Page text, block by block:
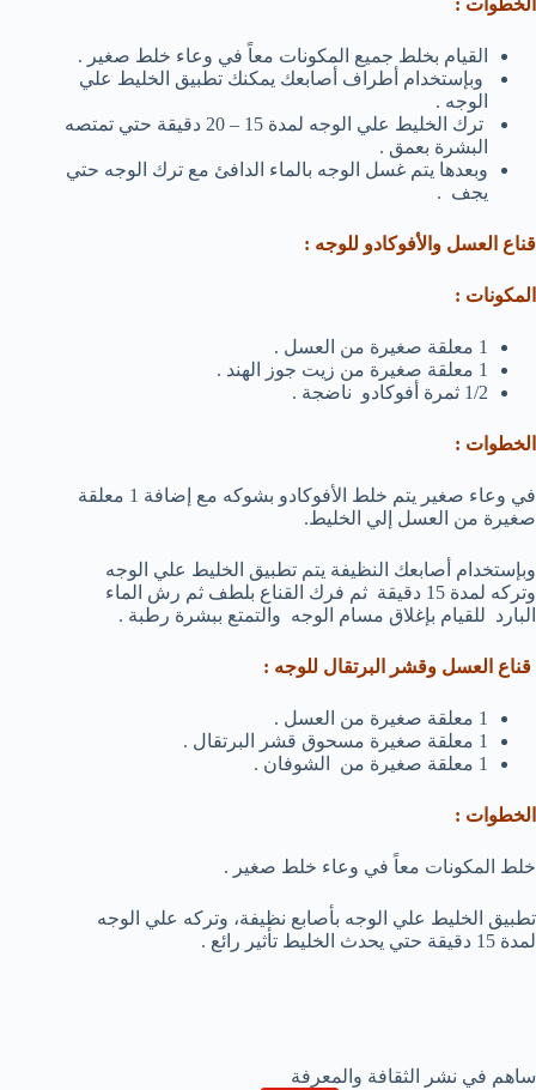
القيام بخلط جميع المكونات معاً في وعاء خلط صغير .
وبإستخدام أطراف أصابعك يمكنك تطبيق الخليط علي
الوجه .
ترك الخليط علي الوجه لمدة 15 – 20 دقيقة حتي تمتصه
البشرة بعمق .
وبعدها يتم غسل الوجه بالماء الدافئ مع ترك الوجه حتي
يجف .
قناع العسل والأفوكادو للوجه :
المكونات :
1 معلقة صغيرة من العسل .
1 معلقة صغيرة من زيت جوز الهند .
1/2 ثمرة أفوكادو ناضجة .
الخطوات :
في وعاء صغير يتم خلط الأفوكادو بشوكه مع إضافة 1 معلقة
صغيرة من العسل إلي الخليط.
وبإستخدام أصابعك النظيفة يتم تطبيق الخليط علي الوجه
وتركه لمدة 15 دقيقة ثم فرك القناع بلطف ثم رش الماء
البارد للقيام بإغلاق مسام الوجه والتمتع ببشرة رطبة .
قناع العسل وقشر البرتقال للوجه :
1 معلقة صغيرة من العسل .
1 معلقة صغيرة مسحوق قشر البرتقال .
1 معلقة صغيرة من الشوفان .
الخطوات :
خلط المكونات معاً في وعاء خلط صغير .
تطبيق الخليط علي الوجه بأصابع نظيفة، وتركه علي الوجه
لمدة 15 دقيقة حتي يحدث الخليط تأثير رائع .
ساهم في نشر الثقافة والمعرفة